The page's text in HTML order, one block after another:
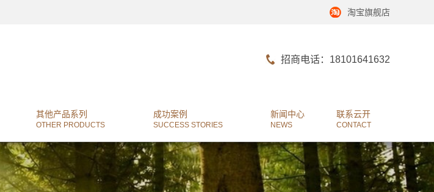
淘宝旗舰店
招商电话：18101641632
其他产品系列
OTHER PRODUCTS
成功案例
SUCCESS STORIES
新闻中心
NEWS
联系云开
CONTACT